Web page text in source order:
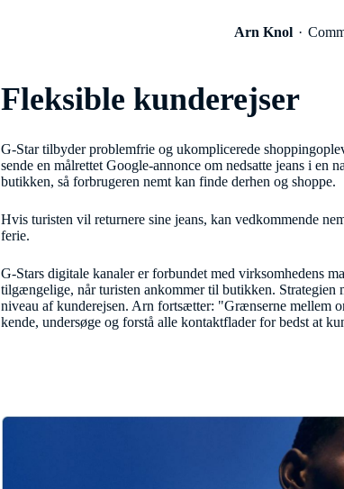
Arn Knol
Fleksible kunderejser
G-Star tilbyder problemfrie og ukomplicerede
sende en målrettet Google-annonce om nedsatte jeans i
butikken, så forbrugeren nemt kan finde derhen og shoppe.
Hvis turisten vil returnere sine jeans, kan vedkommende
ferie.
G-Stars digitale kanaler er forbundet med virksomhedens
tilgængelige, når turisten ankommer til butikken. Strategien
niveau af kunderejsen. Arn fortsætter: "Grænserne mellem
kende, undersøge og forstå alle kontaktflader for bedst at